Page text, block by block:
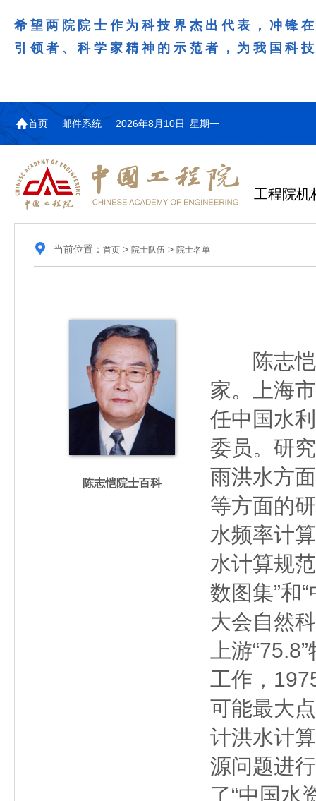
希望两院院士作为科技界杰出代表，冲锋
引领者、科学家精神的示范者，为我国科
首页 邮件系统 2026年8月10日 星期一
工程院机
当前位置： 首页> 院士队伍 > 院士名单
陈志恺院士百科
陈志恺
家。上海
任中国水
委员。研
雨洪水方
等方面的
水频率计
水计算规
数图集”和
大会自然
上游
工作，
可能最大
计洪水计
源问题进
了“中国水